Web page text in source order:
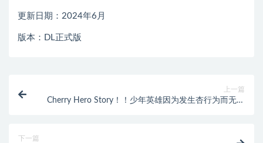
更新日期：2024年6月
版本：DL正式版
上一篇
Cherry Hero Story！！少年英雄因为发生杏行为而无法
下一篇